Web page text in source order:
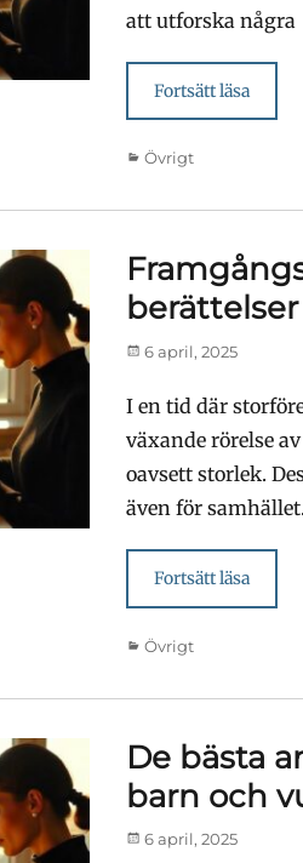
att utforska några
Fortsätt läsa
Kategorier
Övrigt
Publicerad
6 april, 2025
I en tid där
växande rörelse
oavsett storlek.
även för
Fortsätt läsa
Kategorier
Övrigt
De bästa
barn och
Publicerad
6 april, 2025